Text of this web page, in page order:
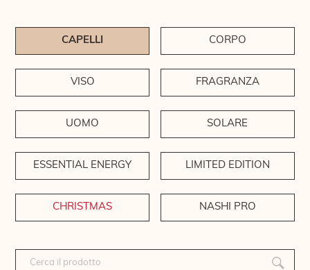
CAPELLI CORPO
VISO FRAGRANZA
UOMO SOLARE
ESSENTIAL ENERGY LIMITED EDITION
CHRISTMAS NASHI PRO